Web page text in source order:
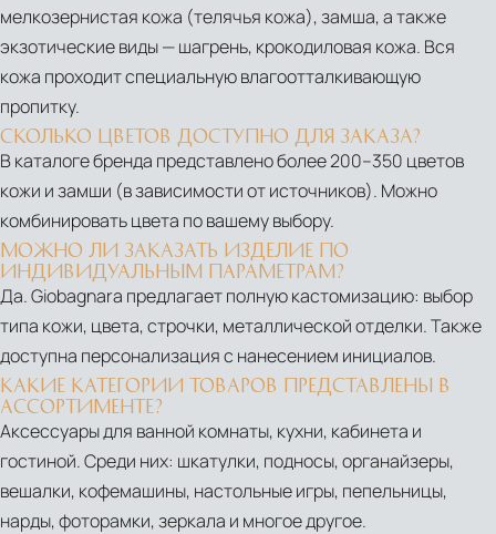
мелкозернистая кожа (телячья кожа), замша, а также
экзотические виды — шагрень, крокодиловая кожа. Вся
кожа проходит специальную влагоотталкивающую
пропитку.
СКОЛЬКО ЦВЕТОВ ДОСТУПНО ДЛЯ ЗАКАЗА?
В каталоге бренда представлено более 200–350 цветов
кожи и замши (в зависимости от источников). Можно
комбинировать цвета по вашему выбору.
МОЖНО ЛИ ЗАКАЗАТЬ ИЗДЕЛИЕ ПО
ИНДИВИДУАЛЬНЫМ ПАРАМЕТРАМ?
Да. Giobagnara предлагает полную кастомизацию: выбор
типа кожи, цвета, строчки, металлической отделки. Также
доступна персонализация с нанесением инициалов.
КАКИЕ КАТЕГОРИИ ТОВАРОВ ПРЕДСТАВЛЕНЫ В
АССОРТИМЕНТЕ?
Аксессуары для ванной комнаты, кухни, кабинета и
гостиной. Среди них: шкатулки, подносы, органайзеры,
вешалки, кофемашины, настольные игры, пепельницы,
нарды, фоторамки, зеркала и многое другое.